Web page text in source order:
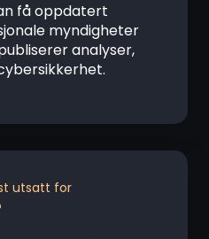
få oppdatert
myndigheter
analyser,
utsatt for